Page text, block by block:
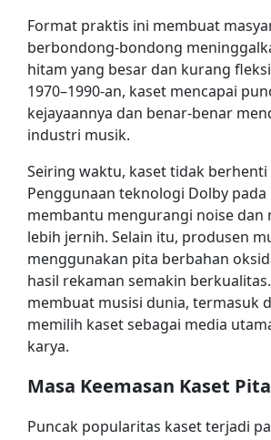
Format praktis ini membuat
berbondong-bondong
hitam yang besar dan kurang
1970–1990-an, kaset mencapai
kejayaannya dan benar-benar
industri musik.
Seiring waktu, kaset tidak berhenti
Penggunaan teknologi Dolby pada
membantu mengurangi noise dan
lebih jernih. Selain itu, produsen
menggunakan pita berbahan
hasil rekaman semakin
membuat musisi dunia, termasuk
memilih kaset sebagai media
karya.
Masa Keemasan Kaset Pita
Puncak popularitas kaset terjadi